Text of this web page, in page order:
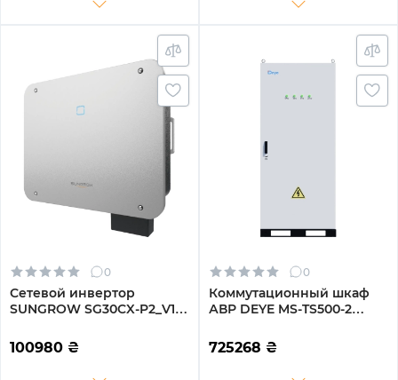
0
Сетевой инвертор
SUNGROW SG30CX-P2_V1+
Трехфазный (ASG01763)
100980 ₴
0
Коммутационный шкаф
АВР DEYE MS-TS500-2
(MS-TS500-2)
725268 ₴